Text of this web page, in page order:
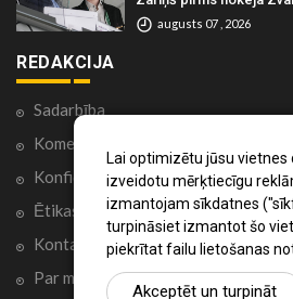
Lai optimizētu jūsu vietnes
izveidotu mērķtiecīgu
izmantojam sīkdatnes
turpināsiet izmantot šo
piekrītat failu lietošanas
Akceptēt un turpināt
augusts 07 , 2026
REDAKCIJA
Sadarbība
Komentāri portālā
Konfidencialitātes politika
Ētikas kodekss
Kontakti
Par mums